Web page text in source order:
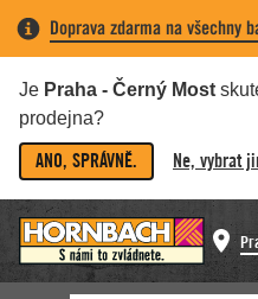
Doprava zdarma na všechny
Je Praha - Černý Most
prodejna?
ANO, SPRÁVNĚ. Ne, vybrat